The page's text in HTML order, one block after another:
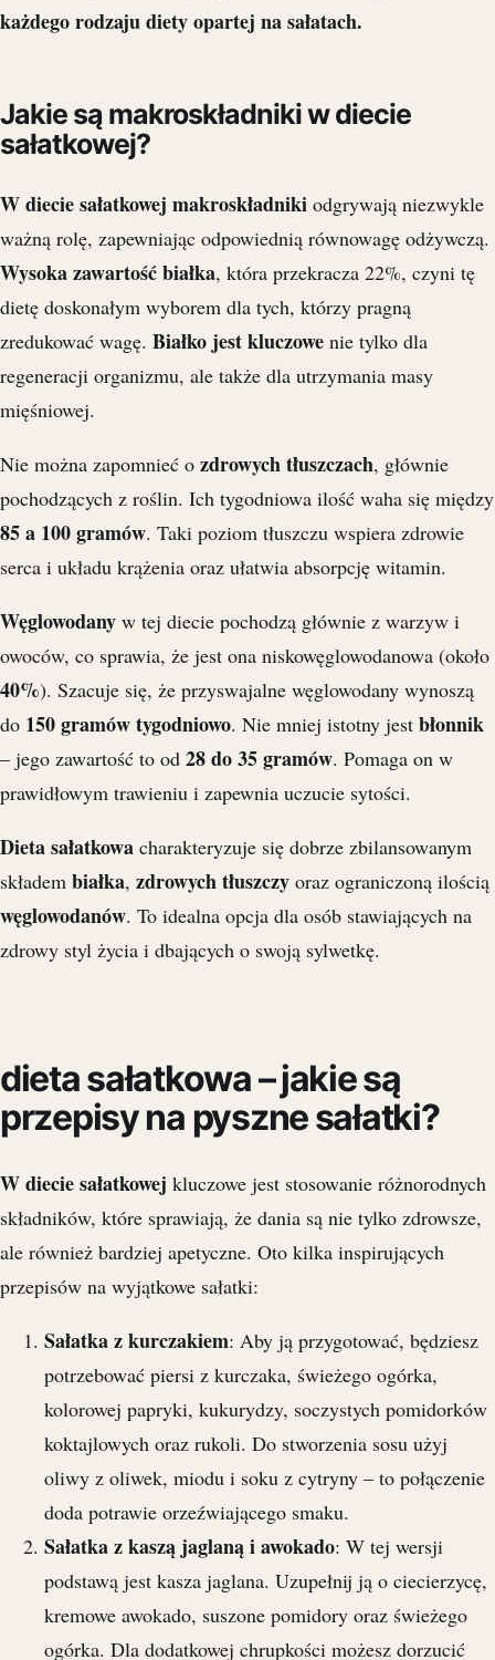
każdego rodzaju diety opartej na sałatach.
Jakie są makroskładniki w diecie
sałatkowej?
W diecie sałatkowej makroskładniki odgrywają niezwykle
ważną rolę, zapewniając odpowiednią równowagę odżywczą.
Wysoka zawartość białka, która przekracza 22%, czyni tę
dietę doskonałym wyborem dla tych, którzy pragną
zredukować wagę. Białko jest kluczowe nie tylko dla
regeneracji organizmu, ale także dla utrzymania masy
mięśniowej.
Nie można zapomnieć o zdrowych tłuszczach, głównie
pochodzących z roślin. Ich tygodniowa ilość waha się między
85 a 100 gramów. Taki poziom tłuszczu wspiera zdrowie
serca i układu krążenia oraz ułatwia absorpcję witamin.
Węglowodany w tej diecie pochodzą głównie z warzyw i
owoców, co sprawia, że jest ona niskowęglowodanowa (około
40%). Szacuje się, że przyswajalne węglowodany wynoszą
do 150 gramów tygodniowo. Nie mniej istotny jest błonnik
– jego zawartość to od 28 do 35 gramów. Pomaga on w
prawidłowym trawieniu i zapewnia uczucie sytości.
Dieta sałatkowa charakteryzuje się dobrze zbilansowanym
składem białka, zdrowych tłuszczy oraz ograniczoną ilością
węglowodanów. To idealna opcja dla osób stawiających na
zdrowy styl życia i dbających o swoją sylwetkę.
dieta sałatkowa – jakie są
przepisy na pyszne sałatki?
W diecie sałatkowej kluczowe jest stosowanie różnorodnych
składników, które sprawiają, że dania są nie tylko zdrowsze,
ale również bardziej apetyczne. Oto kilka inspirujących
przepisów na wyjątkowe sałatki:
Sałatka z kurczakiem: Aby ją przygotować, będziesz
potrzebować piersi z kurczaka, świeżego ogórka,
kolorowej papryki, kukurydzy, soczystych pomidorków
koktajlowych oraz rukoli. Do stworzenia sosu użyj
oliwy z oliwek, miodu i soku z cytryny – to połączenie
doda potrawie orzeźwiającego smaku.
Sałatka z kaszą jaglaną i awokado: W tej wersji
podstawą jest kasza jaglana. Uzupełnij ją o ciecierzycę,
kremowe awokado, suszone pomidory oraz świeżego
ogórka. Dla dodatkowej chrupkości możesz dorzucić